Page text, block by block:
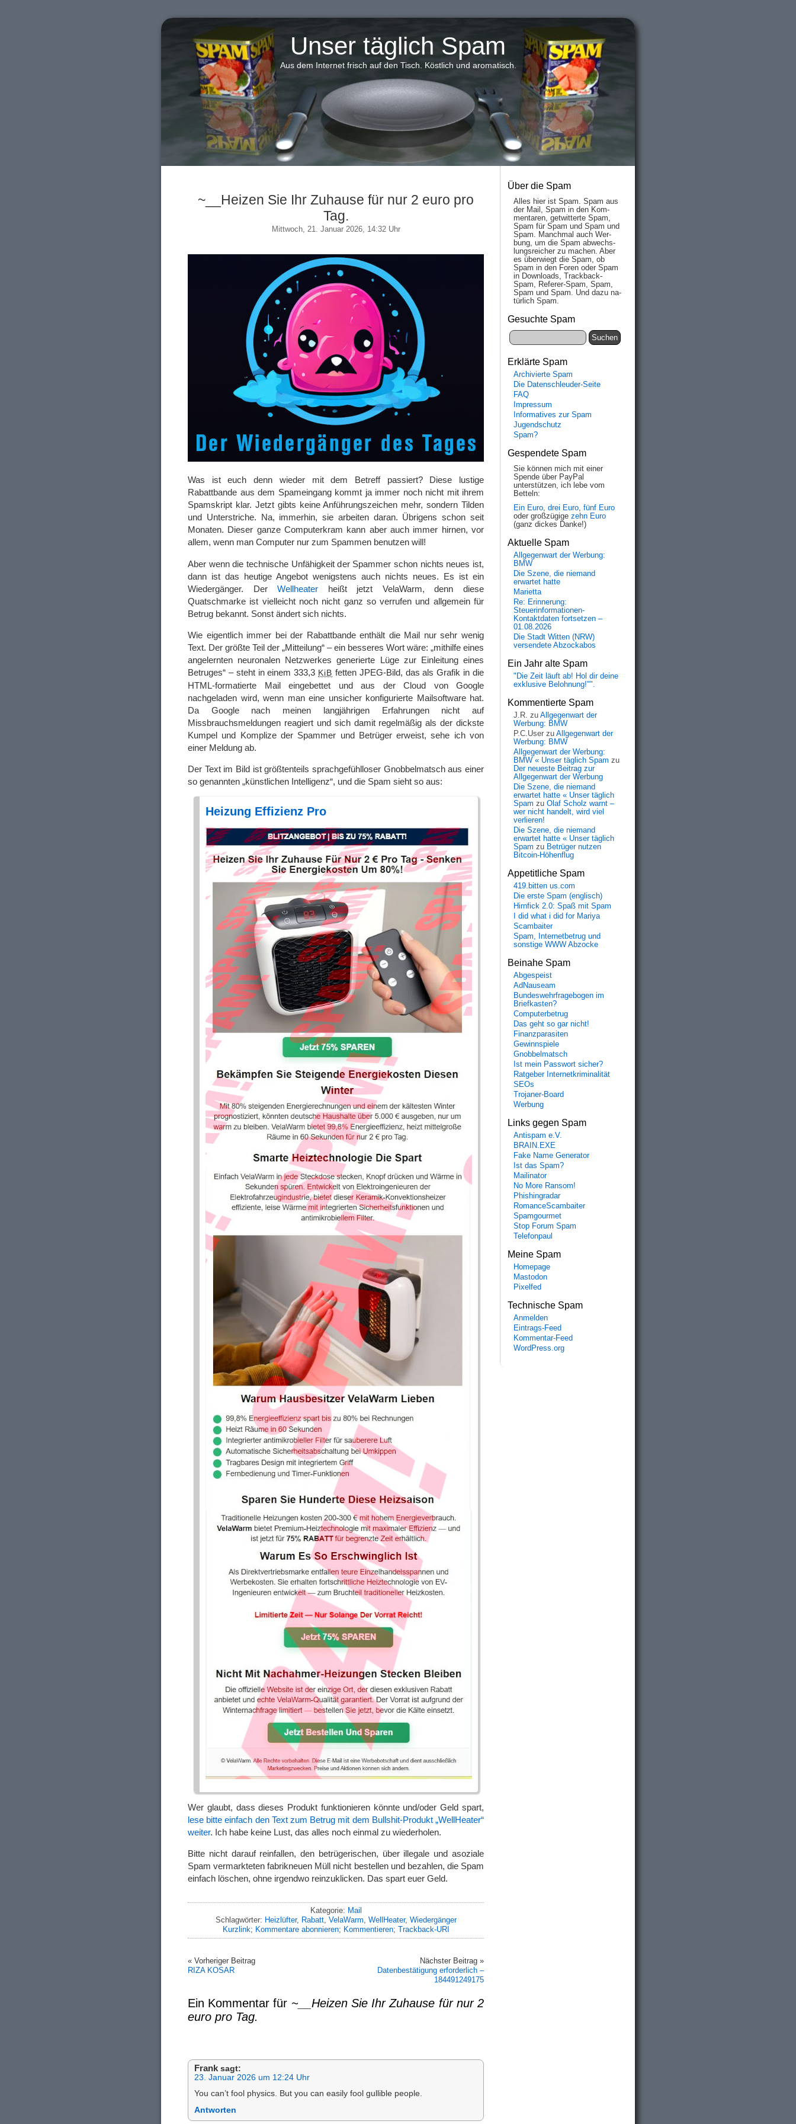
Unser täglich Spam
Aus dem Internet frisch auf den Tisch. Köstlich und aromatisch.
~__Heizen Sie Ihr Zuhause für nur 2 euro pro
Tag.
Mittwoch, 21. Januar 2026, 14:32 Uhr
Was ist euch denn wieder mit dem Betreff passiert? Diese lustige
Rabattbande aus dem Spameingang kommt ja immer noch nicht mit ihrem
Spamskript klar. Jetzt gibts keine Anführungszeichen mehr, sondern Tilden
und Unterstriche. Na, immerhin, sie arbeiten daran. Übrigens schon seit
Monaten. Dieser ganze Computerkram kann aber auch immer hirnen, vor
allem, wenn man Computer nur zum Spammen benutzen will!
Aber wenn die technische Unfähigkeit der Spammer schon nichts neues ist,
dann ist das heutige Angebot wenigstens auch nichts neues. Es ist ein
Wiedergänger. DerWellheater heißt jetzt VelaWarm, denn diese
Quatschmarke ist vielleicht noch nicht ganz so verrufen und allgemein für
Betrug bekannt. Sonst ändert sich nichts.
Wie eigentlich immer bei der Rabattbande enthält die Mail nur sehr wenig
Text. Der größte Teil der „Mitteilung“ – ein besseres Wort wäre: „mithilfe eines
angelernten neuronalen Netzwerkes generierte Lüge zur Einleitung eines
Betruges“ – steht in einem 333,3 KiB fetten JPEG-Bild, das als Grafik in die
HTML-formatierte Mail eingebettet und aus der Cloud von Google
nachgeladen wird, wenn man eine unsicher konfigurierte Mailsoftware hat.
Da Google nach meinen langjährigen Erfahrungen nicht auf
Missbrauchsmeldungen reagiert und sich damit regelmäßig als der dickste
Kumpel und Komplize der Spammer und Betrüger erweist, sehe ich von
einer Meldung ab.
Der Text im Bild ist größtenteils sprachgefühlloser Gnobbelmatsch aus einer
so genannten „künstlichen Intelligenz“, und die Spam sieht so aus:
Heizung Effizienz Pro
Wer glaubt, dass dieses Produkt funktionieren könnte und/oder Geld spart,
lese bitte einfach den Text zum Betrug mit dem Bullshit-Produkt „WellHeater“
weiter. Ich habe keine Lust, das alles noch einmal zu wiederholen.
Bitte nicht darauf reinfallen, den betrügerischen, über illegale und asoziale
Spam vermarkteten fabrikneuen Müll nicht bestellen und bezahlen, die Spam
einfach löschen, ohne irgendwo reinzuklicken. Das spart euer Geld.
Kategorie: Mail
Schlagwörter: Heizlüfter, Rabatt, VelaWarm WellHeater, Wiedergänger
Kurzlink; Kommentare abonnieren; Kommentieren; Trackback-URI
« Vorheriger Beitrag
RIZA KOSAR
Nächster Beitrag »
Datenbestätigung erforderlich –
184491249175
Ein Kommentar für ~__Heizen Sie Ihr Zuhause für nur 2
euro pro Tag.
Frank sagt:
23. Januar 2026 um 12:24 Uhr
You can’t fool physics. But you can easily fool gullible people.
Antworten
Über die Spam
Alles hier ist Spam. Spam aus
der Mail, Spam in den Kom­
men­taren, ge­twit­ter­te Spam,
Spam für Spam und Spam und
Spam. Manch­mal auch Wer­
bung, um die Spam ab­wechs­
lungs­reich­er zu mach­en. Aber
es über­wiegt die Spam, ob
Spam in den Fo­ren oder Spam
in Down­loads, Track­back-
Spam, Re­fe­rer-Spam, Spam,
Spam und Spam. Und da­zu na­
tür­lich Spam.
Gesuchte Spam
Erklärte Spam
Archivierte Spam
Die Datenschleuder-Seite
FAQ
Impressum
Informatives zur Spam
Jugendschutz
Spam?
Gespendete Spam
Sie können mich mit einer
Spende über PayPal
unterstützen, ich lebe vom
Betteln:
Ein Euro, drei Euro, fünf Euro
oder großzügige zehn Euro
(ganz dickes Danke!)
Aktuelle Spam
Allgegenwart der Werbung:
BMW
Die Szene, die niemand
erwartet hatte
Marietta
Re: Erinnerung:
Steuerinformationen-
Kontaktdaten fortsetzen –
01.08.2026
Die Stadt Witten (NRW)
versendete Abzockabos
Ein Jahr alte Spam
"Die Zeit läuft ab! Hol dir deine
exklusive Belohnung!"".
Kommentierte Spam
J.R. zu Allgegenwart der
Werbung: BMW
P.C.User zu Allgegenwart der
Werbung: BMW
Allgegenwart der Werbung:
BMW « Unser täglich Spam zu
Der neueste Beitrag zur
Allgegenwart der Werbung
Die Szene, die niemand
erwartet hatte « Unser täglich
Spam zu Olaf Scholz warnt –
wer nicht handelt, wird viel
verlieren!
Die Szene, die niemand
erwartet hatte « Unser täglich
Spam zu Betrüger nutzen
Bitcoin-Höhenflug
Appetitliche Spam
419.bitten us.com
Die erste Spam (englisch)
Hirnfick 2.0: Spaß mit Spam
I did what i did for Mariya
Scambaiter
Spam, Internetbetrug und
sonstige WWW Abzocke
Beinahe Spam
Abgespeist
AdNauseam
Bundeswehrfragebogen im
Briefkasten?
Computerbetrug
Das geht so gar nicht!
Finanzparasiten
Gewinnspiele
Gnobbelmatsch
Ist mein Passwort sicher?
Ratgeber Internetkriminalität
SEOs
Trojaner-Board
Werbung
Links gegen Spam
Antispam e.V.
BRAIN.EXE
Fake Name Generator
Ist das Spam?
Mailinator
No More Ransom!
Phishingradar
RomanceScambaiter
Spamgourmet
Stop Forum Spam
Telefonpaul
Meine Spam
Homepage
Mastodon
Pixelfed
Technische Spam
Anmelden
Eintrags-Feed
Kommentar-Feed
WordPress.org